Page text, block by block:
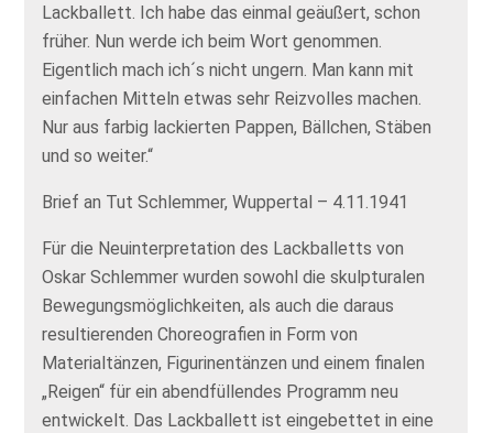
Lackballett. Ich habe das einmal geäußert, schon
früher. Nun werde ich beim Wort genommen.
Eigentlich mach ich´s nicht ungern. Man kann mit
einfachen Mitteln etwas sehr Reizvolles machen.
Nur aus farbig lackierten Pappen, Bällchen, Stäben
und so weiter.“
Brief an Tut Schlemmer, Wuppertal – 4.11.1941
Für die Neuinterpretation des Lackballetts von
Oskar Schlemmer wurden sowohl die skulpturalen
Bewegungsmöglichkeiten, als auch die daraus
resultierenden Choreografien in Form von
Materialtänzen, Figurinentänzen und einem finalen
„Reigen“ für ein abendfüllendes Programm neu
entwickelt. Das Lackballett ist eingebettet in eine